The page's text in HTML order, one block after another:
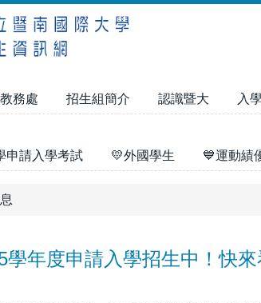
教務處 招生組簡介 認識暨大 入
申請入學考試 💛外國學生 💙運動績
學年度申請入學招生中！快